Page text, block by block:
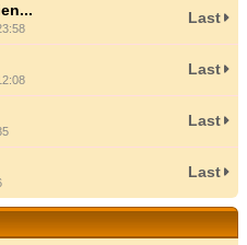
Last
Last
Last
Last